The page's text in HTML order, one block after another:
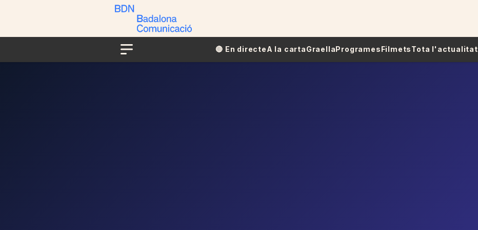
Menu
🔴​​ En directeA la cartaGraellaProgramesFilmetsTota l'actualitat